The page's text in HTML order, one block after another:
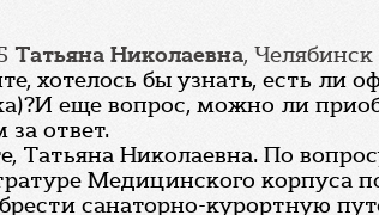
Татьяна Николаевна, Челябинск
хотелось бы узнать, есть
еще вопрос, можно ли
за ответ.
Татьяна Николаевна. По
Медицинского корпуса
санаторно-курортную